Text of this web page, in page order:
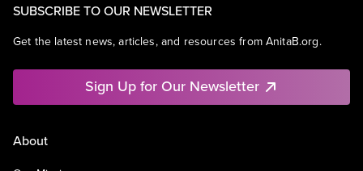
SUBSCRIBE TO OUR NEWSLETTER
Get the latest news, articles, and resources from AnitaB.org.
Sign Up for Our Newsletter
About